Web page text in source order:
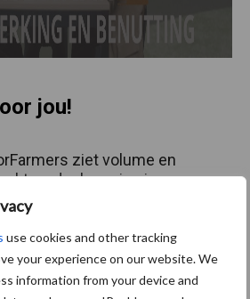
use cookies and other tracking
your experience on our website. We
information from your device and
jou!
ziet volume en
groeien in
Nederlandse
praktische tips voor